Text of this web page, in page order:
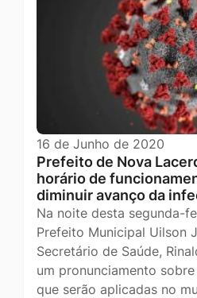
16 de Junho de 2020
Prefeito de Nova
horário de
diminuir avanço da
Na noite desta segunda-
Prefeito Municipal Uilson
Secretário de Saúde,
um pronunciamento
que serão aplicadas no